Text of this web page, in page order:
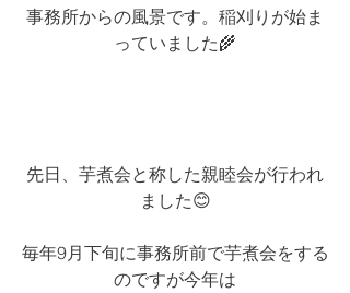
事務所からの風景です。稲刈りが始ま
っていました🌾
先日、芋煮会と称した親睦会が行われ
ました😊
毎年9月下旬に事務所前で芋煮会をする
のですが今年は